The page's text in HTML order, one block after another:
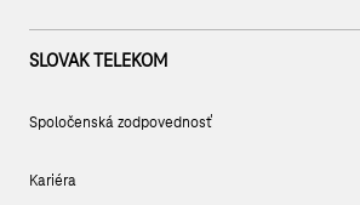
SLOVAK TELEKOM
Spoločenská zodpovednosť
Kariéra